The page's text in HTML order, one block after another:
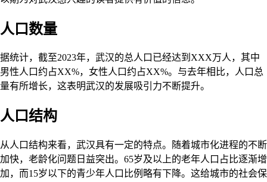
人口数量
据统计，截至2023年，武汉的总人口已经达到XXX万人，其中
男性人口约占XX%，女性人口约占XX%。与去年相比，人口总
量有所增长，这表明武汉的发展吸引力不断提升。
人口结构
从人口结构来看，武汉具有一定的特点。随着城市化进程的不断
加快，老龄化问题日益突出。65岁及以上的老年人口占比逐渐增
加，而15岁以下的青少年人口比例略有下降。这给城市的社会保